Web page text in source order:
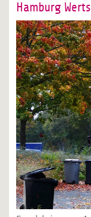
Hamburg